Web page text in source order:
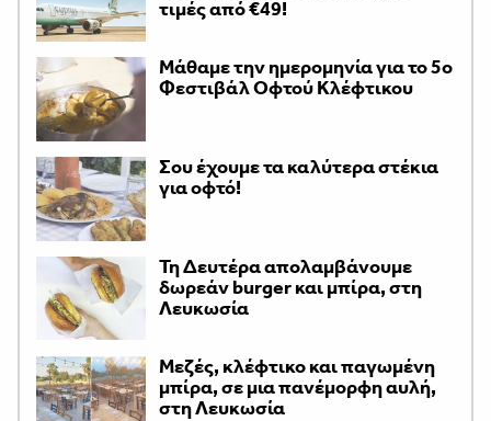
τιμές από €49!
Μάθαμε την ημερομηνία για το 5ο
Φεστιβάλ Οφτού Κλέφτικου
Σου έχουμε τα καλύτερα στέκια
για οφτό!
Τη Δευτέρα απολαμβάνουμε
δωρεάν burger και μπίρα, στη
Λευκωσία
Μεζές, κλέφτικο και παγωμένη
μπίρα, σε μια πανέμορφη αυλή,
στη Λευκωσία